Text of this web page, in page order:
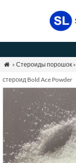
 » Стероиды порошок»
стероид Bold Ace Powder